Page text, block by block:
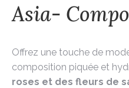
Asia-
Offrez une touche de
composition piquée et
roses et des fleurs de